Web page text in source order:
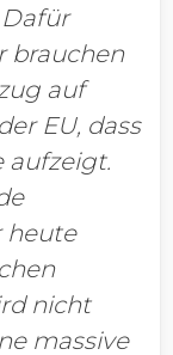
brauchen
auf
EU, dass
aufzeigt.
heute
nicht
massive